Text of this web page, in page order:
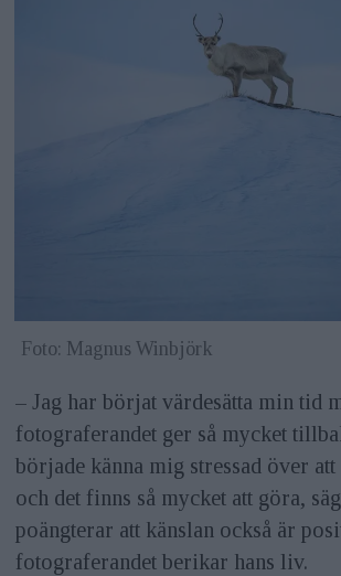
Foto: Magnus Winbjörk
– Jag har börjat värdesätta min tid
fotograferandet ger så mycket
började känna mig stressad över
och det finns så mycket att göra,
poängterar att känslan också är
fotograferandet berikar hans liv.